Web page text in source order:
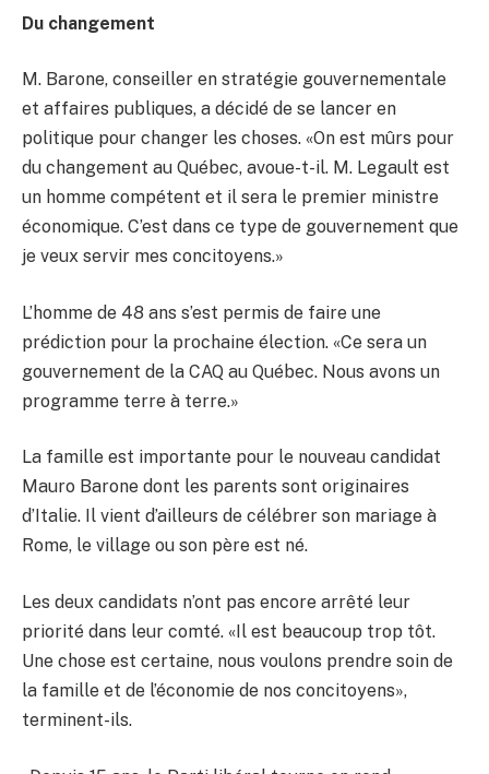
Du changement
M. Barone, conseiller en stratégie gouvernementale
et affaires publiques, a décidé de se lancer en
politique pour changer les choses. «On est mûrs pour
du changement au Québec, avoue-t-il. M. Legault est
un homme compétent et il sera le premier ministre
économique. C’est dans ce type de gouvernement que
je veux servir mes concitoyens.»
L’homme de 48 ans s’est permis de faire une
prédiction pour la prochaine élection. «Ce sera un
gouvernement de la CAQ au Québec. Nous avons un
programme terre à terre.»
La famille est importante pour le nouveau candidat
Mauro Barone dont les parents sont originaires
d’Italie. Il vient d’ailleurs de célébrer son mariage à
Rome, le village ou son père est né.
Les deux candidats n’ont pas encore arrêté leur
priorité dans leur comté. «Il est beaucoup trop tôt.
Une chose est certaine, nous voulons prendre soin de
la famille et de l’économie de nos concitoyens»,
terminent-ils.